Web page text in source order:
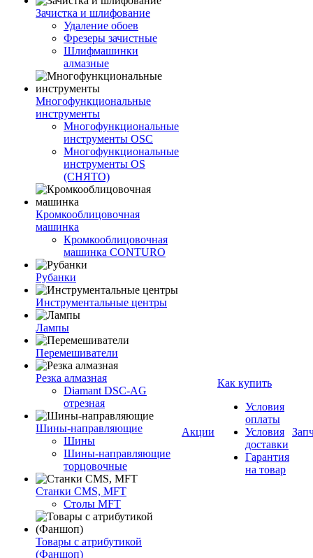
Зачистка и шлифование
Удаление обоев
Фрезеры зачистные
Шлифмашинки
алмазные
Многофункциональные
инструменты
Многофункциональные
инструменты OSC
Многофункциональные
инструменты OS
(СНЯТО)
Кромкооблицовочная
машинка
Кромкооблицовочная
машинка CONTURO
Рубанки
Инструментальные центры
Лампы
Перемешиватели
Резка алмазная
Diamant DSC-AG
отрезная
Шины-направляющие
Шины
Шины-направляющие
торцовочные
Станки CMS, MFT
Столы MFT
Товары с атрибутикой
(Фаншоп)
Акции
Как купить
Условия
оплаты
Условия
доставки
Гарантия
на товар